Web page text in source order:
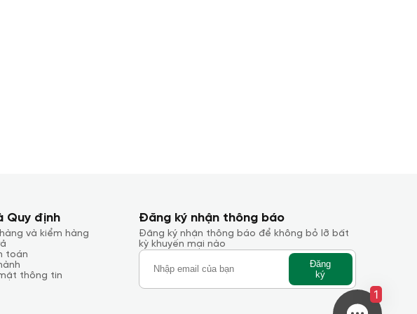
Quy định
và kiểm hàng
toán
thông tin
Đăng ký nhận thông báo
Đăng ký nhận thông báo để không bỏ lỡ bất
kỳ khuyến mại nào
Đăng
ký
1